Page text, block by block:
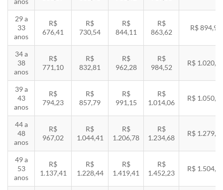
29 a
33
anos
R$
676,41
R$
730,54
R$
844,11
R$
863,62
R$ 894,94
34 a
38
anos
R$
771,10
R$
832,81
R$
962,28
R$
984,52
R$
39 a
43
anos
R$
794,23
R$
857,79
R$
991,15
R$
1.014,06
R$
44 a
48
anos
R$
967,02
R$
1.044,41
R$
1.206,78
R$
1.234,68
R$
49 a
53
anos
R$
1.137,41
R$
1.228,44
R$
1.419,41
R$
1.452,23
R$